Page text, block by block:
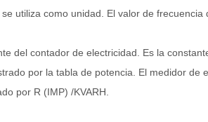
utiliza como unidad. El valor de
del contador de electricidad. Es la
por la tabla de potencia. El medidor
por R (IMP) /KVARH.